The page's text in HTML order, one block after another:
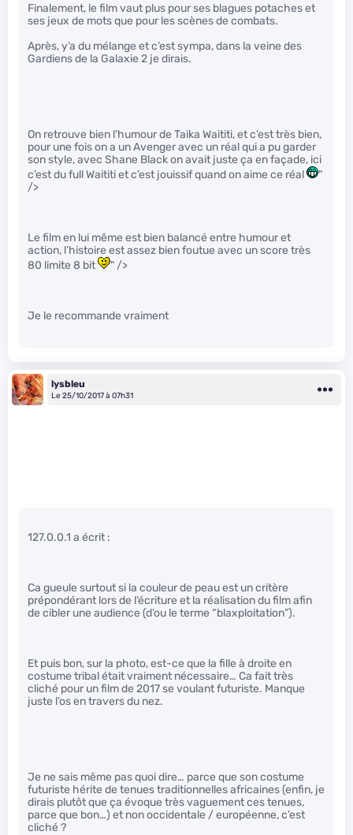
Finalement, le film vaut plus pour ses blagues potaches et
ses jeux de mots que pour les scènes de combats.
Après, y’a du mélange et c’est sympa, dans la veine des
Gardiens de la Galaxie 2 je dirais.
On retrouve bien l’humour de Taika Waititi, et c’est très bien,
pour une fois on a un Avenger avec un réal qui a pu garder
son style, avec Shane Black on avait juste ça en façade, ici
c’est du full Waititi et c’est jouissif quand on aime ce réal
"
/>
Le film en lui même est bien balancé entre humour et
action, l’histoire est assez bien foutue avec un score très
80 limite 8 bit
" />
Je le recommande vraiment
lysbleu
Le 25/10/2017 à 07h31
127.0.0.1 a écrit :
Ca gueule surtout si la couleur de peau est un critère
prépondérant lors de l’écriture et la réalisation du film afin
de cibler une audience (d’ou le terme “blaxploitation”).
Et puis bon, sur la photo, est-ce que la fille à droite en
costume tribal était vraiment nécessaire… Ca fait très
cliché pour un film de 2017 se voulant futuriste. Manque
juste l’os en travers du nez.
Je ne sais même pas quoi dire… parce que son costume
futuriste hérite de tenues traditionnelles africaines (enfin, je
dirais plutôt que ça évoque très vaguement ces tenues,
parce que bon…) et non occidentale / européenne, c’est
cliché ?